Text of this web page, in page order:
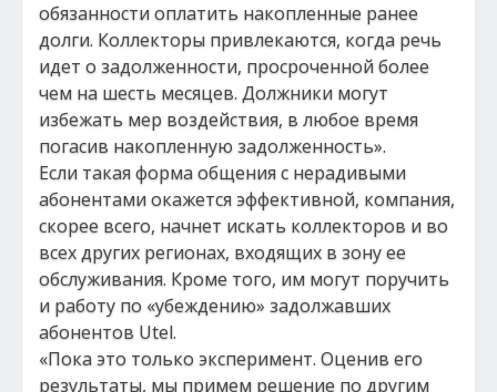
обязанности оплатить накопленные ранее
долги. Коллекторы привлекаются, когда речь
идет о задолженности, просроченной более
чем на шесть месяцев. Должники могут
избежать мер воздействия, в любое время
погасив накопленную задолженность».
Если такая форма общения с нерадивыми
абонентами окажется эффективной, компания,
скорее всего, начнет искать коллекторов и во
всех других регионах, входящих в зону ее
обслуживания. Кроме того, им могут поручить
и работу по «убеждению» задолжавших
абонентов Utel.
«Пока это только эксперимент. Оценив его
результаты, мы примем решение по другим